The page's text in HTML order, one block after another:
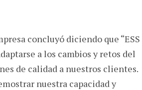
concluyó diciendo que “ESS
a los cambios y retos del
de calidad a nuestros clientes.
nuestra capacidad y